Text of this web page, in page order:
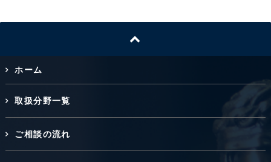
ホーム
取扱分野一覧
ご相談の流れ